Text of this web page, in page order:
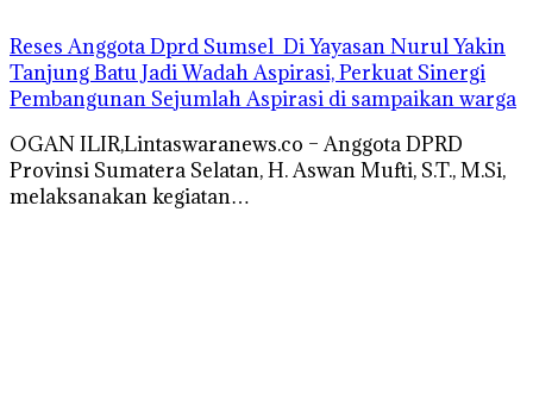
Reses Anggota Dprd Sumsel Di Yayasan Nurul Yakin
Tanjung Batu Jadi Wadah Aspirasi, Perkuat Sinergi
Pembangunan Sejumlah Aspirasi di sampaikan warga
OGAN ILIR,Lintaswaranews.co – Anggota DPRD
Provinsi Sumatera Selatan, H. Aswan Mufti, S.T., M.Si,
melaksanakan kegiatan…